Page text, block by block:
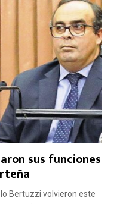
sus funciones
Bertuzzi volvieron este